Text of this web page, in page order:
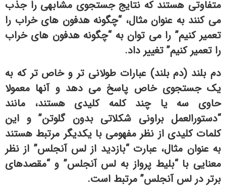
متفاوتی هستند که نتایج جستجوی مشابهی را جذب
می کنند به عنوان مثال، “چگونه هدفون های خراب را
تعمیر کنیم” را می توان به “چگونه هدفون های خراب
را تعمیر کنیم” تغییر داد.
دم بلند (دم بلند) عبارات طولانی تر و خاص تر که به
یک جستجوی خاص پاسخ می دهد و آنها معمولا
حاوی سه یا چند کلمه کلیدی هستند، مانند
“دستورالعمل براونی شکلاتی بدون گلوتن” و این
کلمات کلیدی از نظر مفهومی با یکدیگر مرتبط هستند
به عنوان مثال، عبارت “بازدید از لس آنجلس” از نظر
معنایی با “بلیط پرواز به لس آنجلس” و “مقصدهای
برتر در لس آنجلس” مرتبط است.